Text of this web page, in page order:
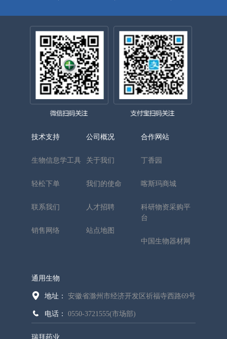
技术支持
生物信息学工具
轻松下单
联系我们
销售网络
公司概况
关于我们
我们的使命
人才招聘
站点地图
合作网站
丁香园
喀斯玛商城
科研物资采购平
台
中国生物器材网
通用生物
地址： 安徽省滁州市经济开发区祈福寺西路69号
电话： 0550-3721555(市场部)
瑞拜药业